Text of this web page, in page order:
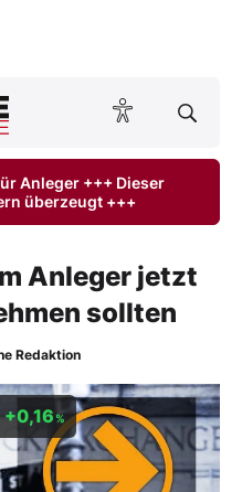
ONLINE lesen
Anleger +++ Dieser
überzeugt +++
Anleger jetzt
sollten
Redaktion
+0,16%